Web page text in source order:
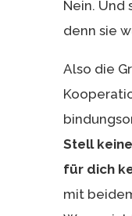
Nein. Und
denn sie
Also die
Stell
für dich
mit